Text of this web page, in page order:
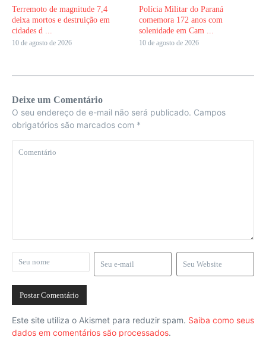
Terremoto de magnitude 7,4
deixa mortos e destruição em
cidades d ...
10 de agosto de 2026
Polícia Militar do Paraná
comemora 172 anos com
solenidade em Cam ...
10 de agosto de 2026
Deixe um Comentário
O seu endereço de e-mail não será publicado. Campos
obrigatórios são marcados com *
Este site utiliza o Akismet para reduzir spam. Saiba como seus
dados em comentários são processados.